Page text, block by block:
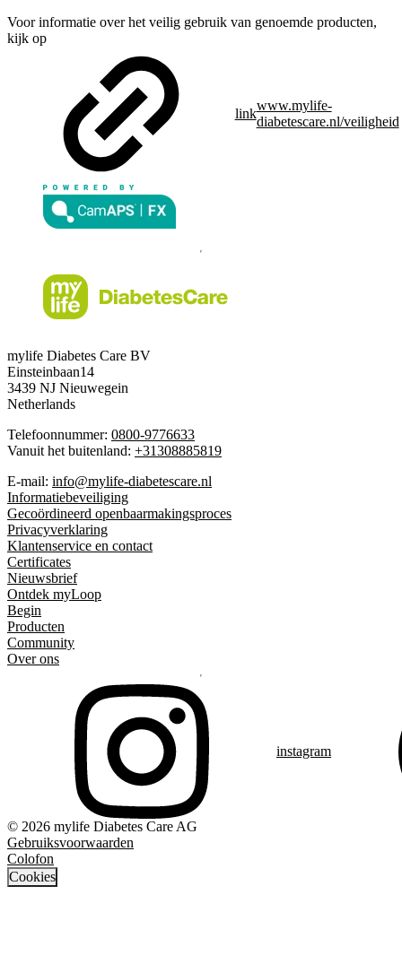
Voor informatie over het veilig gebruik van genoemde producten,
kijk op
link
www.mylife-
diabetescare.nl/veiligheid
mylife Diabetes Care BV
Einsteinbaan14
3439 NJ Nieuwegein
Netherlands
Telefoonnummer: 0800-9776633
Vanuit het buitenland: +31308885819
E-mail: info@mylife-diabetescare.nl
Informatiebeveiliging
Gecoördineerd openbaarmakingsproces
Privacyverklaring
Klantenservice en contact
Certificates
Nieuwsbrief
Ontdek myLoop
Begin
Producten
Community
Over ons
instagram
© 2026 mylife Diabetes Care AG
Gebruiksvoorwaarden
Colofon
Cookies